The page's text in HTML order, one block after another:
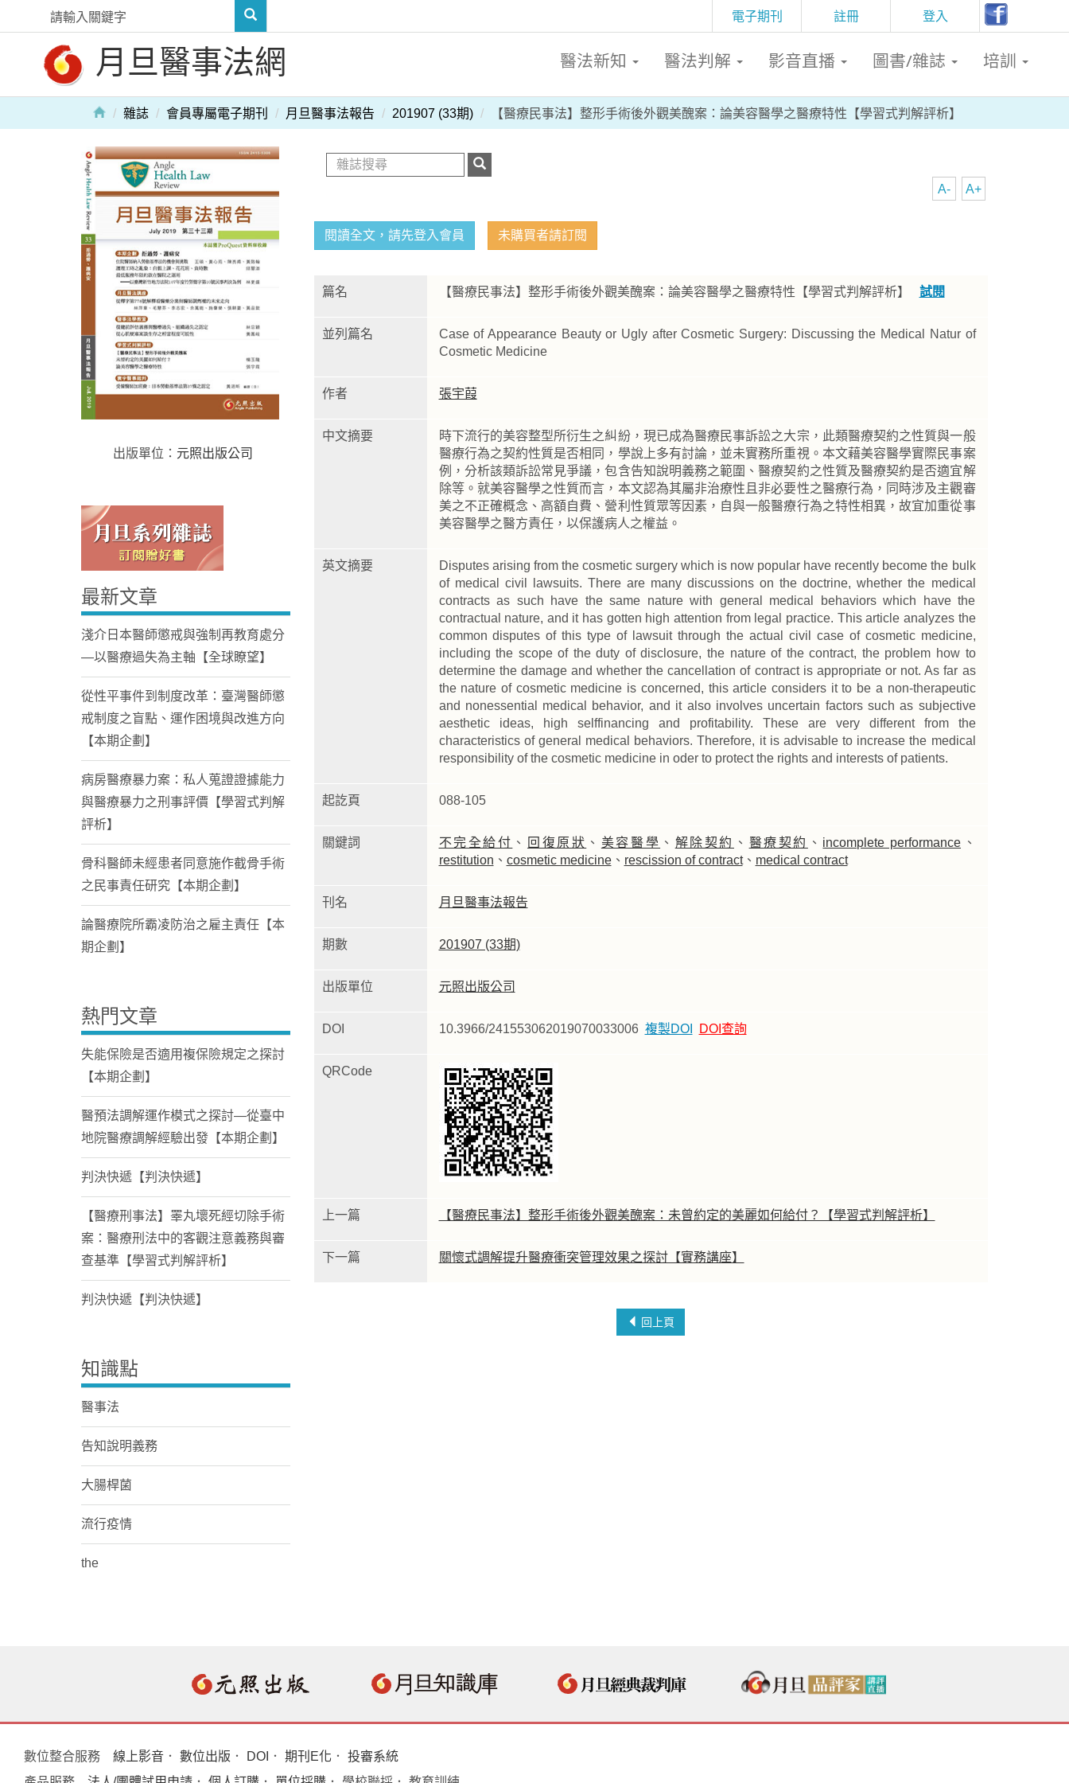
註冊 登入
電子期刊
月旦醫事法網 醫法新知 醫法判解 影音直播 圖書/雜誌 培訓
Home
雜誌 會員專屬電子期刊 月旦醫事法報告 201907 (33期) 【醫療民事法】整形手術後外觀美醜案：論美容醫學之醫療特性【學習式判解評析】
A+
A-
閱讀全文，請先登入會員 未購買者請訂閱
篇名 【醫療民事法】整形手術後外觀美醜案：論美容醫學之醫療特性【學習式判解評析】 試閱
並列篇名
Case of Appearance Beauty or Ugly after Cosmetic Surgery: Discussing the Medical Natur of
Cosmetic Medicine
作者 張宇葭
中文摘要
時下流行的美容整型所衍生之糾紛，現已成為醫療民事訴訟之大宗，此類醫療契約之性質與一般
醫療行為之契約性質是否相同，學說上多有討論，並未實務所重視。本文藉美容醫學實際民事案
例，分析該類訴訟常見爭議，包含告知說明義務之範圍、醫療契約之性質及醫療契約是否適宜解
除等。就美容醫學之性質而言，本文認為其屬非治療性且非必要性之醫療行為，同時涉及主觀審
美之不正確概念、高額自費、營利性質眾等因素，自與一般醫療行為之特性相異，故宜加重從事
美容醫學之醫方責任，以保護病人之權益。
英文摘要
Disputes arising from the cosmetic surgery which is now popular have recently become the bulk
of medical civil lawsuits. There are many discussions on the doctrine, whether the medical
contracts as such have the same nature with general medical behaviors which have the
contractual nature, and it has gotten high attention from legal practice. This article analyzes the
common disputes of this type of lawsuit through the actual civil case of cosmetic medicine,
including the scope of the duty of disclosure, the nature of the contract, the problem how to
determine the damage and whether the cancellation of contract is appropriate or not. As far as
the nature of cosmetic medicine is concerned, this article considers it to be a non-therapeutic
and nonessential medical behavior, and it also involves uncertain factors such as subjective
aesthetic ideas, high selffinancing and profitability. These are very different from the
characteristics of general medical behaviors. Therefore, it is advisable to increase the medical
responsibility of the cosmetic medicine in oder to protect the rights and interests of patients.
起訖頁 088-105
關鍵詞 不完全給付 、 回復原狀 、 美容醫學 、 解除契約 、 醫療契約 、 incomplete performance 、
restitution 、 cosmetic medicine、 rescission of contract、 medical contract
刊名 月旦醫事法報告
期數 201907 (33期)
出版單位 元照出版公司
DOI 10.3966/241553062019070033006 複製DOI DOI查詢
QRCode
上一篇 【醫療民事法】整形手術後外觀美醜案：未曾約定的美麗如何給付？【學習式判解評析】
下一篇 關懷式調解提升醫療衝突管理效果之探討【實務講座】
回上頁
出版單位： 元照出版公司
最新文章
淺介日本醫師懲戒與強制再教育處分
—以醫療過失為主軸【全球瞭望】
從性平事件到制度改革：臺灣醫師懲
戒制度之盲點、運作困境與改進方向
【本期企劃】
病房醫療暴力案：私人蒐證證據能力
與醫療暴力之刑事評價【學習式判解
評析】
骨科醫師未經患者同意施作截骨手術
之民事責任研究【本期企劃】
論醫療院所霸凌防治之雇主責任【本
期企劃】
熱門文章
失能保險是否適用複保險規定之探討
【本期企劃】
醫預法調解運作模式之探討—從臺中
地院醫療調解經驗出發【本期企劃】
判決快遞【判決快遞】
【醫療刑事法】睪丸壞死經切除手術
案：醫療刑法中的客觀注意義務與審
查基準【學習式判解評析】
判決快遞【判決快遞】
知識點
醫事法
告知說明義務
大腸桿菌
流行疫情
the
數位整合服務 線上影音 ． 數位出版 ． DOI ． 期刊E化 ． 投審系統